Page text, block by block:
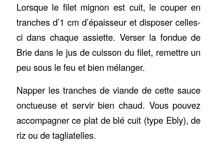
Lorsque le filet mignon est cuit, le couper en
tranches d’1 cm d’épaisseur et disposer celles-
ci dans chaque assiette. Verser la fondue de
Brie dans le jus de cuisson du filet, remettre un
peu sous le feu et bien mélanger.
Napper les tranches de viande de cette sauce
onctueuse et servir bien chaud. Vous pouvez
accompagner ce plat de blé cuit (type Ebly), de
riz ou de tagliatelles.